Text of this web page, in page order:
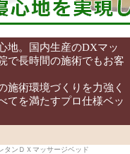
地。国内生産のDXマッ
で長時間の施術でもお客
施術環境づくりを力強く
てを満たすプロ仕様ベッ
タンＤＸマッサージベッド